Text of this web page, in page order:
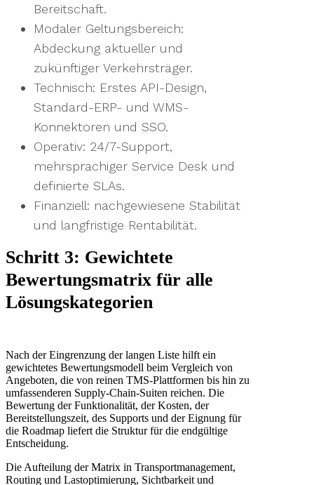
Bereitschaft.
Modaler Geltungsbereich:
Abdeckung aktueller und
zukünftiger Verkehrsträger.
Technisch: Erstes API-Design,
Standard-ERP- und WMS-
Konnektoren und SSO.
Operativ: 24/7-Support,
mehrsprachiger Service Desk und
definierte SLAs.
Finanziell: nachgewiesene Stabilität
und langfristige Rentabilität.
Schritt 3: Gewichtete
Bewertungsmatrix für alle
Lösungskategorien
Nach der Eingrenzung der langen Liste hilft ein
gewichtetes Bewertungsmodell beim Vergleich von
Angeboten, die von reinen TMS-Plattformen bis hin zu
umfassenderen Supply-Chain-Suiten reichen. Die
Bewertung der Funktionalität, der Kosten, der
Bereitstellungszeit, des Supports und der Eignung für
die Roadmap liefert die Struktur für die endgültige
Entscheidung.
Die Aufteilung der Matrix in Transportmanagement,
Routing und Lastoptimierung, Sichtbarkeit und